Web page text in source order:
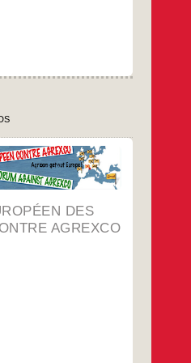
DES
AGREXCO
– France
…